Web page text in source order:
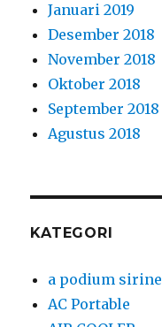
Januari 2019
Desember 2018
November 2018
Oktober 2018
September 2018
Agustus 2018
KATEGORI
a podium sirine
AC Portable